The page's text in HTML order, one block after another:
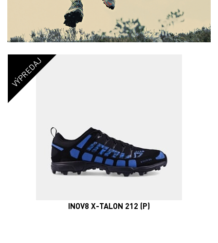
VÝPREDAJ
INOV8 X-TALON 212 (P)